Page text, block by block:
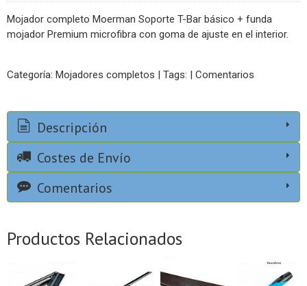
Mojador completo Moerman Soporte T-Bar básico + funda
mojador Premium microfibra con goma de ajuste en el interior.
Categoría: Mojadores completos Tags: Comentarios
Descripción
Costes de Envío
Comentarios
Productos Relacionados